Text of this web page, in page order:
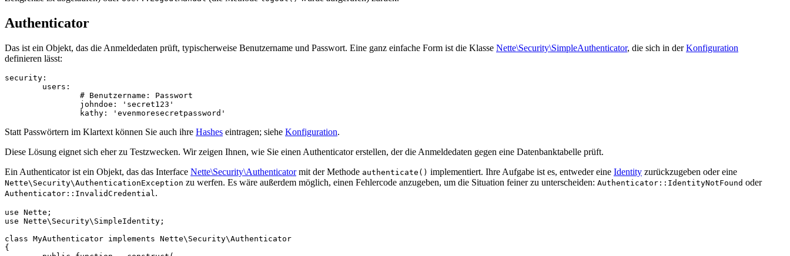
Authenticator
Das ist ein Objekt, das die Anmeldedaten prüft, typischerweise Benutzername und Passwort. Eine ganz einfache Form ist die Klasse Nette\Security\SimpleAuthenticator, die sich in derKonfiguration
definieren lässt:
security:
Statt Passwörtern im Klartext können Sie auch ihre Hashes eintragen; siehe Konfiguration.
Diese Lösung eignet sich eher zu Testzwecken. Wir zeigen Ihnen, wie Sie einen Authenticator erstellen, der die Anmeldedaten gegen eine Datenbanktabelle prüft.
Ein Authenticator ist ein Objekt, das das Interface Nette\Security\Authenticatormit der Methode authenticate() implementiert. Ihre Aufgabe ist es, entweder eine Identity zurückzugeben oder eine
Nette\Security\AuthenticationException zu werfen. Es wäre außerdem möglich, einen Fehlercode anzugeben, um die Situation feiner zu unterscheiden: Authenticator::IdentityNotFound oder
Authenticator::InvalidCredential.
use Nette;
use Nette\Security\SimpleIdentity;
class MyAuthenticator implements Nette\Security\Authenticator
{